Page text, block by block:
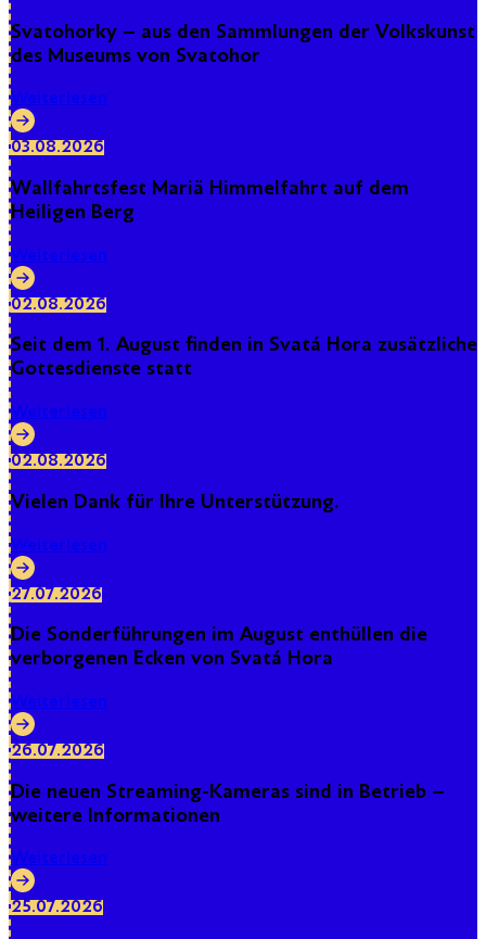
Svatohorky – aus den Sammlungen der Volkskunst
des Museums von Svatohor
Weiterlesen
03.08.2026
Wallfahrtsfest Mariä Himmelfahrt auf dem
Heiligen Berg
Weiterlesen
02.08.2026
Seit dem 1. August finden in Svatá Hora zusätzliche
Gottesdienste statt
Weiterlesen
02.08.2026
Vielen Dank für Ihre Unterstützung.
Weiterlesen
27.07.2026
Die Sonderführungen im August enthüllen die
verborgenen Ecken von Svatá Hora
Weiterlesen
26.07.2026
Die neuen Streaming-Kameras sind in Betrieb –
weitere Informationen
Weiterlesen
25.07.2026